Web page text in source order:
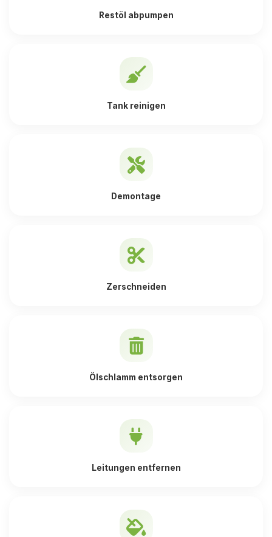
Restöl abpumpen
Tank reinigen
Demontage
Zerschneiden
Ölschlamm entsorgen
Leitungen entfernen